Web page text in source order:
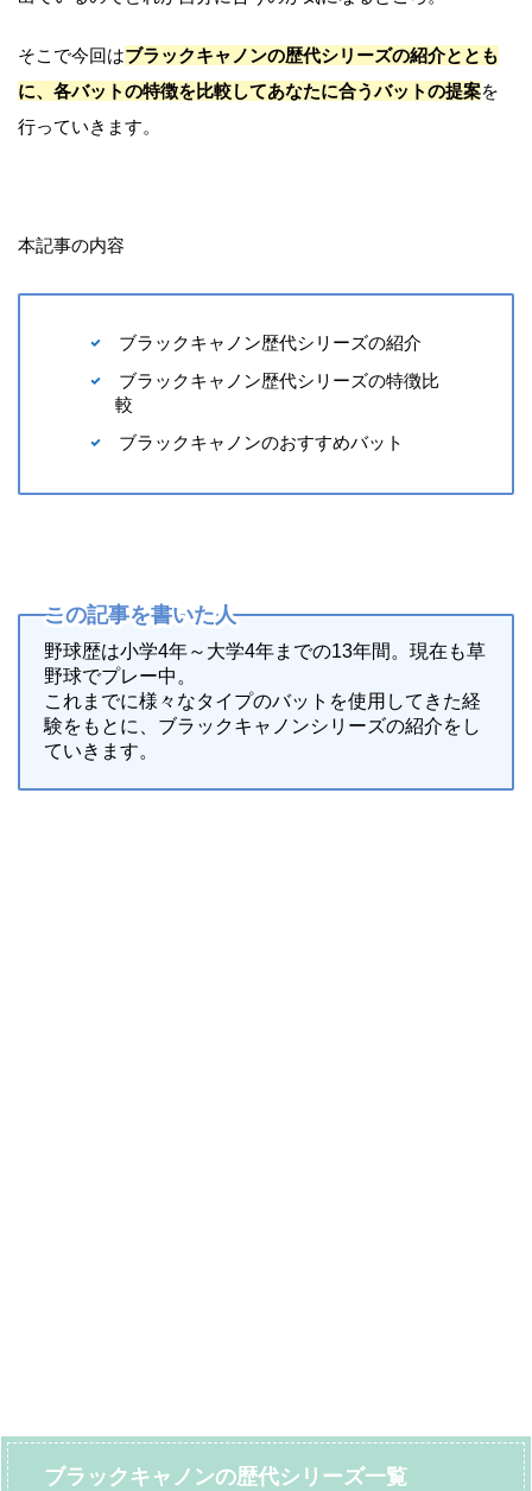
そこで今回はブラックキャノンの歴代シリーズの紹介ととも
に、各バットの特徴を比較してあなたに合うバットの提案を
行っていきます。
本記事の内容
ブラックキャノン歴代シリーズの紹介
ブラックキャノン歴代シリーズの特徴比
較
ブラックキャノンのおすすめバット
この記事を書いた人
野球歴は小学4年～大学4年までの13年間。現在も草
野球でプレー中。
これまでに様々なタイプのバットを使用してきた経
験をもとに、ブラックキャノンシリーズの紹介をし
ていきます。
ブラックキャノンの歴代シリーズ一覧